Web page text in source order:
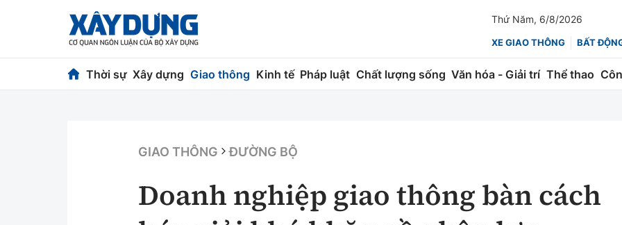
Thứ Năm, 6/8/2026
XE GIAO THÔNG BẤT
Thời sự Xây dựng Giao thông Kinh tế Pháp luật Chất lượng sống Văn hóa - Giải trí Thể thao
Chuyện dọc đường
Chỉ đạo điều hành
Vật liệu xây dựng Hàng không Chứng khoán
GIAO THÔNG ĐƯỜNG BỘ
Doanh nghiệp giao thông bàn cách